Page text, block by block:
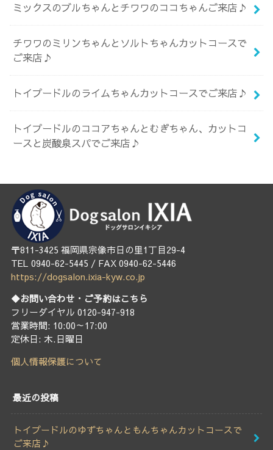
ミックスのブルちゃんとチワワのココちゃんご来店♪
チワワのミリンちゃんとソルトちゃんカットコースで
ご来店♪
トイプードルのライムちゃんカットコースでご来店♪
トイプードルのココアちゃんとむぎちゃん、カットコ
ースと炭酸泉スパでご来店♪
〒811-3425 福岡県宗像市日の里1丁目29-4
TEL 0940-62-5445 / FAX 0940-62-5446
https://dogsalon.ixia-kyw.co.jp
◆お問い合わせ・ご予約はこちら
フリーダイヤル 0120-947-918
営業時間: 10:00～17:00
定休日: 木.日曜日
個人情報保護について
最近の投稿
トイプードルのゆずちゃんともんちゃんカットコースで
ご来店♪